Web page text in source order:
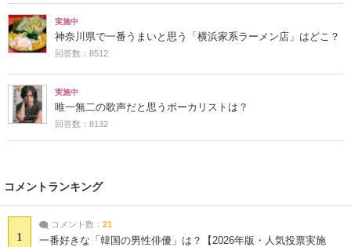
実施中
神奈川県で一番うまいと思う「横浜家系ラーメン店」はどこ？
回答数：8512
実施中
唯一無二の歌声だと思うボーカリストは？
回答数：8132
コメントランキング
1
コメント数： 21
一番好きな「韓国の男性俳優」は？【2026年版・人気投票実施